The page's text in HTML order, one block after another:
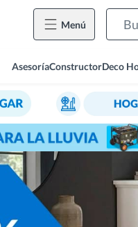
Menú
AsesoríaConstructorDeco